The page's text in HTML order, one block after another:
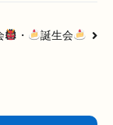
・ 誕生会